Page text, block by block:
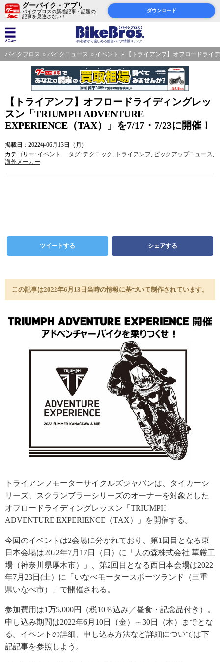
グーバイク・アプリ
バイクブロスの新着記事・話題の
記事を見逃さない！
ダウンロード
バイクブロス バイクニュース イベント 【トライアンフ】オフロードライ
【トライアンフ】オフロードライディングレッ
スン「TRIUMPH ADVENTURE
EXPERIENCE（TAX）」を7/17・7/23に開催！
掲載日：2022年06月13日（月）
カテゴリー: イベント タグ: テクニック, トライアンフ, ピックアップニュース,
海外メーカー
ツイートする シェアする
この記事は2022年6月13日当時の情報に基づいて制作されています。
トライアンフモーターサイクルズジャパンは、タイガーシ
リーズ、スクランブラーシリーズのオーナーを対象とした
オフロードライディングレッスン「TRIUMPH
ADVENTURE EXPERIENCE（TAX）」を開催する。
今回のイベントは2会場に分かれており、第1回目となる東
日本会場は2022年7月17日（日）に「人の森株式会社 華厳工
場（神奈川県厚木市）」、第2回目となる西日本会場は2022
年7月23日(土）に「いなべモータースポーツランド（三重
県いなべ市）」で開催される。
参加費用は1万5,000円（税10％込み／昼食・記念品付き）。
申し込み期間は2022年6月10日（金）～30日（木）までとな
る。イベントの詳細、申し込み方法など詳細については下
記記事を参照しよう。